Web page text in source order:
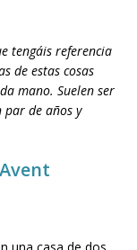
tengáis referencia
de estas cosas
mano. Suelen ser
par de años y